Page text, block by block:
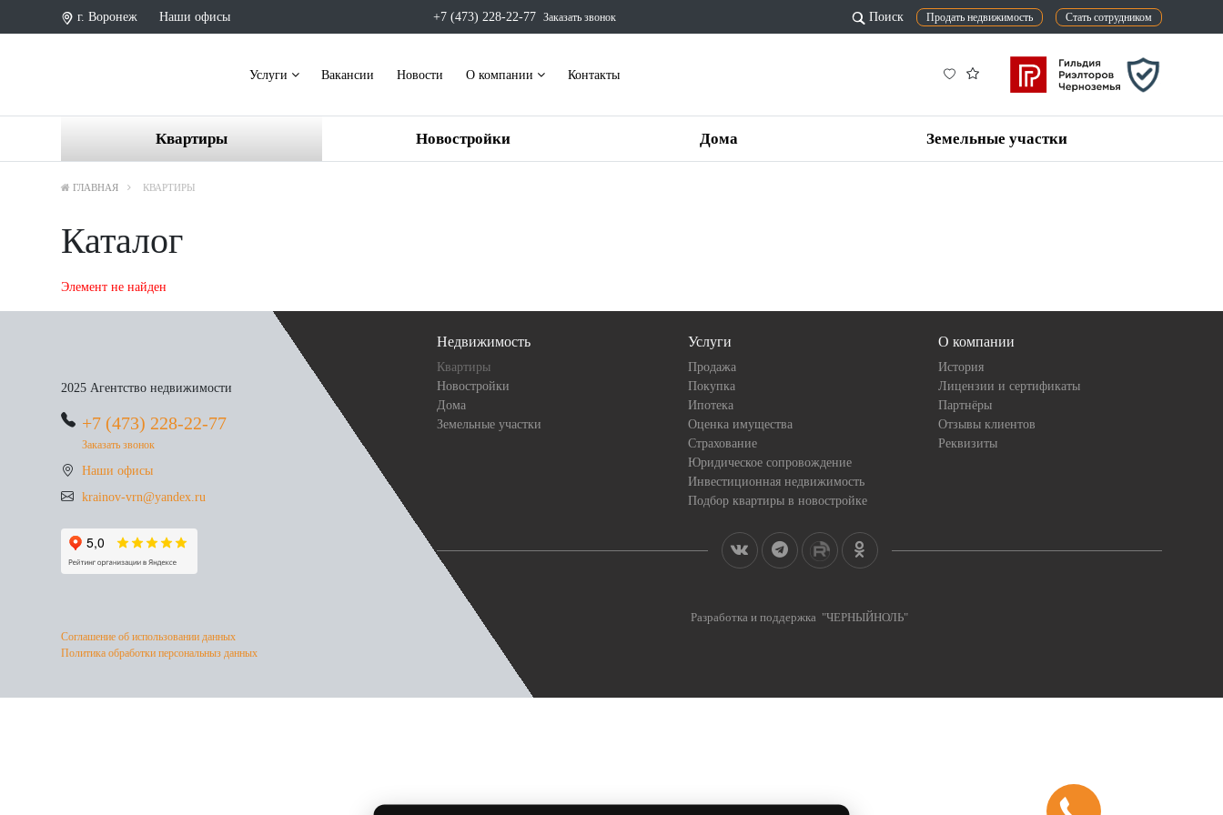
г. Воронеж Наши офисы +7 (473) 228-22-77 Заказать звонок Поиск Продать недвижимость Стать сотрудником
Услуги Вакансии Новости О компании Контакты
Квартиры Новостройки Дома Земельные участки
ГЛАВНАЯ КВАРТИРЫ
Каталог
Элемент не найден
2025 Агентство недвижимости
+7 (473) 228-22-77
Заказать звонок
Наши офисы
krainov-vrn@yandex.ru
Соглашение об использовании данных
Политика обработки персональныз данных
Недвижимость
Квартиры
Новостройки
Дома
Земельные участки
Услуги
Продажа
Покупка
Ипотека
Оценка имущества
Страхование
Юридическое сопровождение
Инвестиционная недвижимость
Подбор квартиры в новостройке
О компании
История
Лицензии и сертификаты
Партнёры
Отзывы клиентов
Реквизиты
Разработка и поддержка "ЧЕРНЫЙНОЛЬ"